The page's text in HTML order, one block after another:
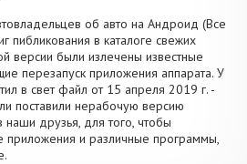
об авто на Андроид (Все
пибликования в каталоге свежих
версии были излечены известные
перезапуск приложения аппарата. У
в свет файл от 15 апреля 2019 г. -
поставили нерабочую версию
друзья, для того, чтобы
приложения и различные программы,